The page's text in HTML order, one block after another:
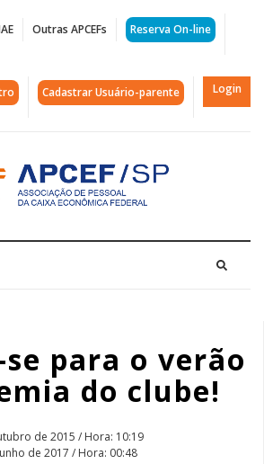
Outras APCEFs Reserva On-line
Cadastrar Usuário-parente Login
para o verão
do clube!
de 2015 / Hora: 10:19
de 2017 / Hora: 00:48